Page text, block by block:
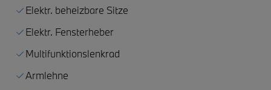
Elektr. beheizbare Sitze
Elektr. Fensterheber
Multifunktionslenkrad
Armlehne